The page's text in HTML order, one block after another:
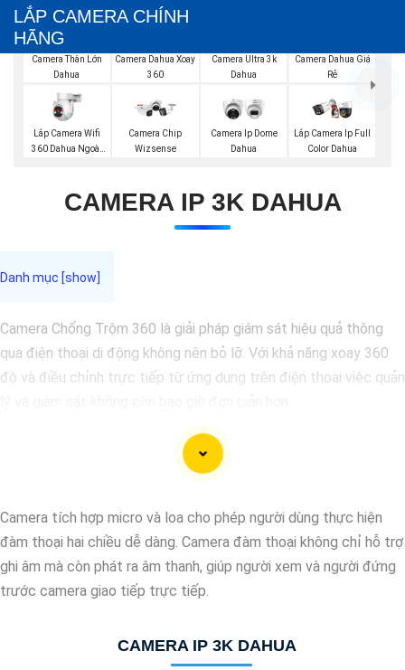
LẮP CAMERA CHÍNH
HÃNG
Camera Thân Lớn
Dahua
Camera Dahua Xoay
360
Camera Ultra 3k
Dahua
Camera Dahua Giá
Rẻ
Lắp Camera Wifi
360 Dahua Ngoài
Camera Chip
Wizsense
Camera Ip Dome
Dahua
Lắp Camera Ip Full
Color Dahua
CAMERA IP 3K DAHUA
Camera Chống Trộm 360 là giải pháp giám sát hiệu quả thông
qua điện thoại di động không nên bỏ lỡ. Với khả năng xoay 360
độ và điều chỉnh trực tiếp từ ứng dụng trên điện thoại việc quản
đình mà còn phù hợp cho văn phòng, cửa hàng với chi phí tiết
kiệm, đẳng cấp an ninh mà không tốn kém.
Camera tích hợp micro và loa cho phép người dùng thực hiện
đàm thoại hai chiều dễ dàng. Camera đàm thoại không chỉ hỗ trợ
ghi âm mà còn phát ra âm thanh, giúp người xem và người đứng
trước camera giao tiếp trực tiếp.
CAMERA IP 3K DAHUA